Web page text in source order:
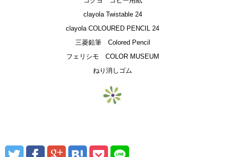
clayola Twistable 24
clayola COLOURED PENCIL 24
三菱鉛筆 Colored Pencil
フェリシモ COLOR MUSEUM
ねり消しゴム